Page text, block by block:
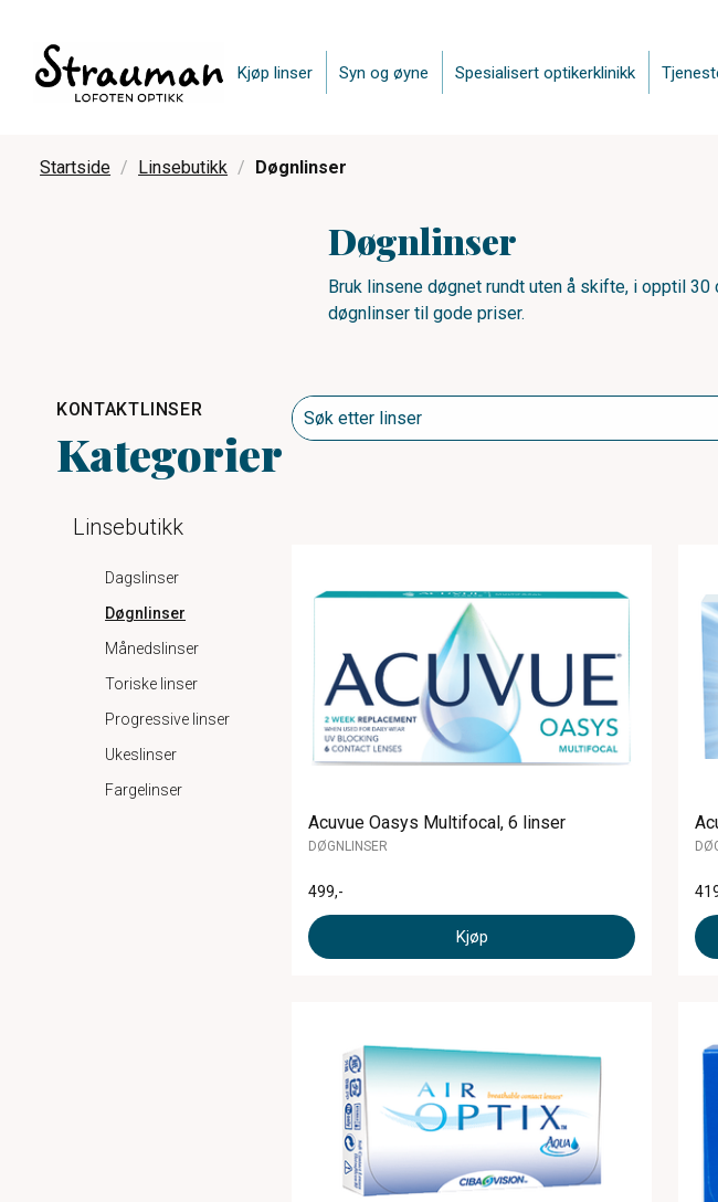
Kjøp linser Syn og øyne Spesialisert optikerklinikk
Startside Linsebutikk Døgnlinser
Døgnlinser
Bruk linsene døgnet rundt uten å skifte, i opptil
døgnlinser til gode priser.
KONTAKTLINSER
Kategorier
Linsebutikk
Dagslinser
Døgnlinser
Månedslinser
Toriske linser
Progressive linser
Ukeslinser
Fargelinser
Acuvue Oasys Multifocal, 6 linser
DØGNLINSER
499,-
Kjøp